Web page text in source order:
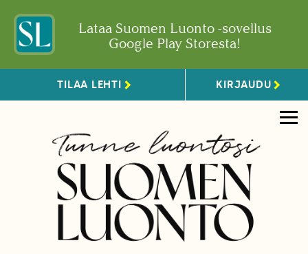
Lataa Suomen Luonto -sovellus
Google Play Storesta!
TILAA LEHTI KIRJAUDU